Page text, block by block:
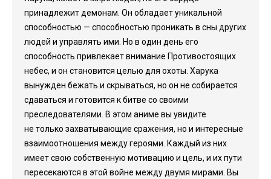
принадлежит демонам. Он обладает уникальной
способностью — способностью проникать в сны других
людей и управлять ими. Но в один день его
способность привлекает внимание Противостоящих
небес, и он становится целью для охоты. Харука
вынужден бежать и скрываться, но он не собирается
сдаваться и готовится к битве со своими
преследователями. В этом аниме вы увидите
не только захватывающие сражения, но и интересные
взаимоотношения между героями. Каждый из них
имеет свою собственную мотивацию и цель, и их пути
пересекаются в этой войне между двумя мирами. Вы